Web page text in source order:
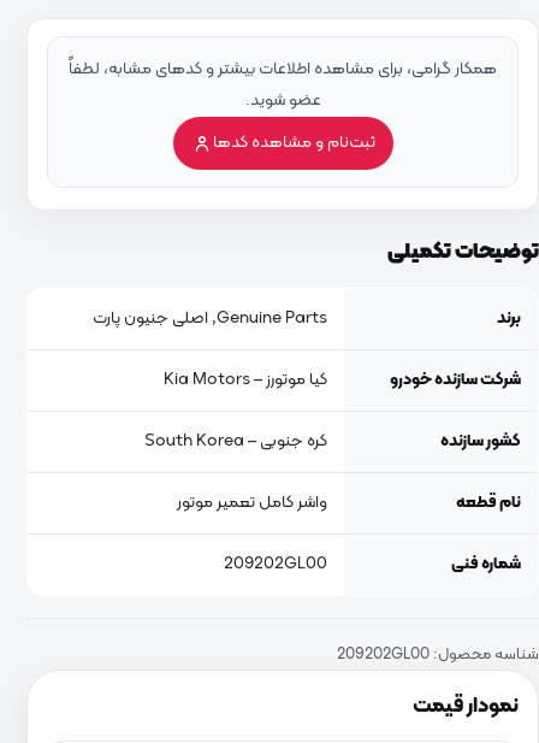
نمودار قیمت
همکار گرامی، برای مشاهده اطلاعات بیشتر و کدهای مشابه، لطفاً
عضو شوید.
ثبت‌نام و مشاهده کدها
توضیحات تکمیلی
برند Genuine Parts, اصلی جنیون پارت
شرکت سازنده خودرو کیا موتورز – Kia Motors
کشور سازنده کره جنوبی – South Korea
نام قطعه واشر کامل تعمیر موتور
شماره فنی 209202GL00
شناسه محصول: 209202GL00